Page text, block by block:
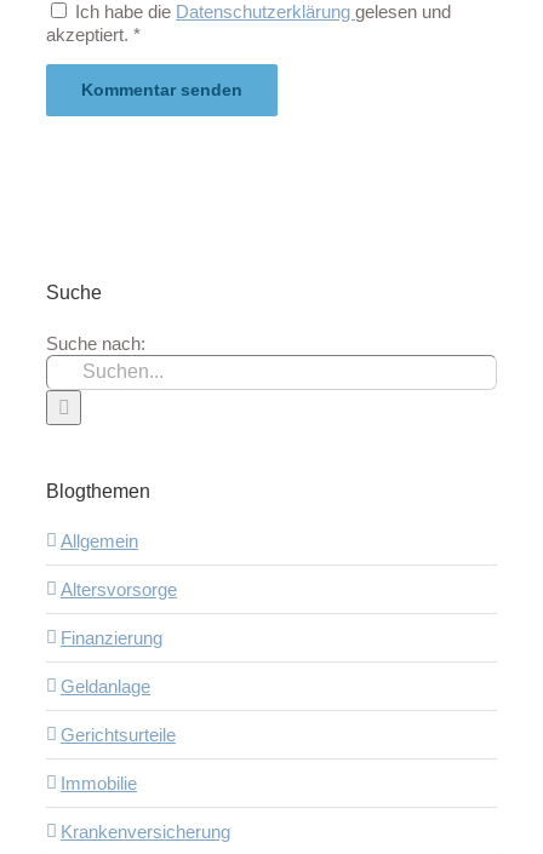
Ich habe die Datenschutzerklärung gelesen und
akzeptiert. *
Suche
Suche nach:
Blogthemen
Allgemein
Altersvorsorge
Finanzierung
Geldanlage
Gerichtsurteile
Immobilie
Krankenversicherung